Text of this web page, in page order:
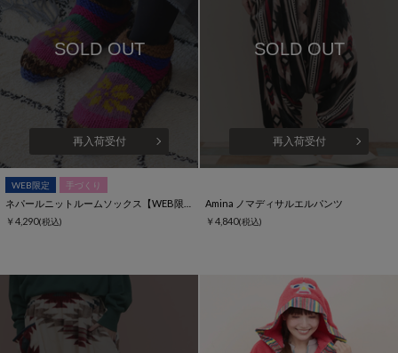
SOLD OUT
再入荷受付
WEB限定 手づくり
￥4,290(税込)
SOLD OUT
再入荷受付
Amina ノマディサルエルパンツ
￥4,840(税込)